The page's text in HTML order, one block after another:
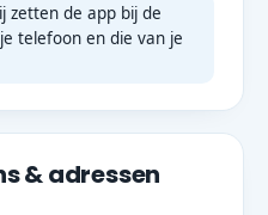
zetten de app bij de
telefoon en die van je
& adressen